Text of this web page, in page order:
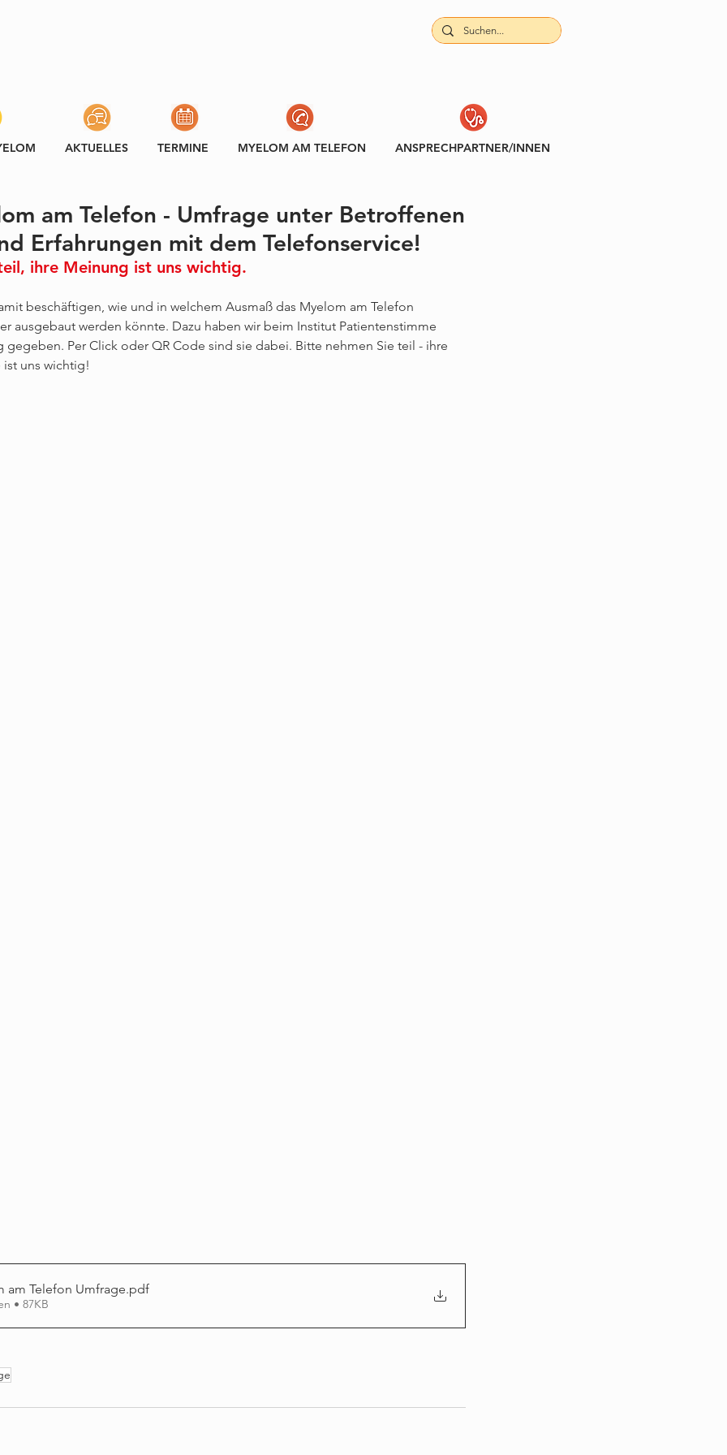
AKTUELLES TERMINE MYELOM AM TELEFON ANSPRECHPARTNER/INNEN
am Telefon - Umfrage unter Betroffenen
Erfahrungen mit dem Telefonservice!
ihre Meinung ist uns wichtig.
beschäftigen, wie und in welchem Ausmaß das Myelom am Telefon
ausgebaut werden könnte. Dazu haben wir beim Institut Patientenstimme
gegeben. Per Click oder QR Code sind sie dabei. Bitte nehmen Sie teil - ihre
uns wichtig!
am Telefon Umfrage.pdf
• 87KB